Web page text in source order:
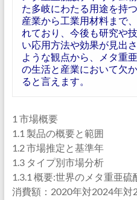
た多岐にわたる用途を持
産業から工業用材料まで
れており、今後も研究や
い応用方法や効果が見出
ような観点から、メタ重
の生活と産業において欠
ると言えます。
1 市場概要
1.1 製品の概要と範囲
1.2 市場推定と基準年
1.3 タイプ別市場分析
1.3.1 概要:世界のメタ重亜
消費額：2020年対2024年対